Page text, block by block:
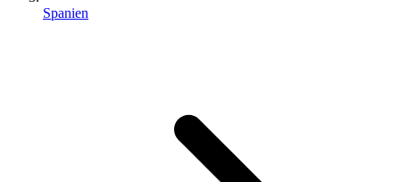
Spanien